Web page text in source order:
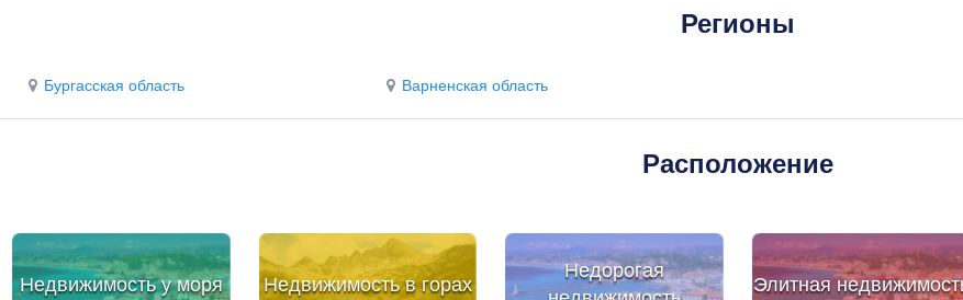
Регионы
Бургасская область Варненская область
Расположение
Недвижимость у моря Недвижимость в горах
Недорогая
Элитная